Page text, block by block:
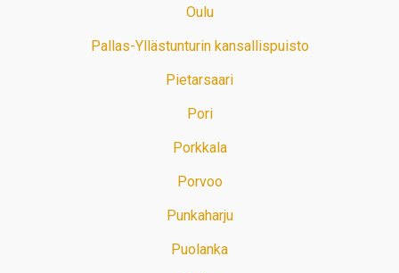
Oulu
Pallas-Yllästunturin kansallispuisto
Pietarsaari
Pori
Porkkala
Porvoo
Punkaharju
Puolanka